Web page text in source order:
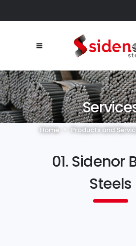
Home Products and
01. Sidenor
Steels